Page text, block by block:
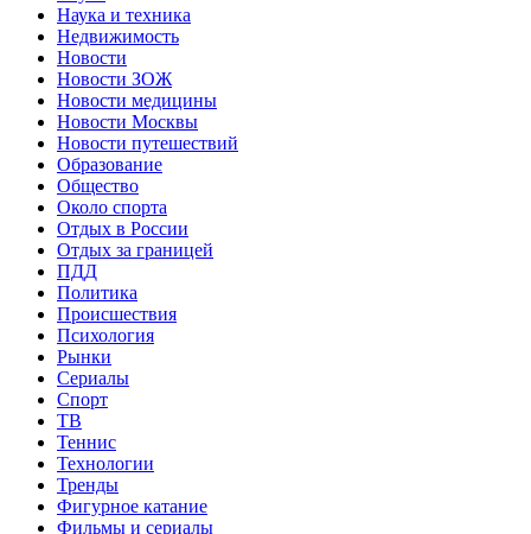
Наука и техника
Недвижимость
Новости
Новости ЗОЖ
Новости медицины
Новости Москвы
Новости путешествий
Образование
Общество
Около спорта
Отдых в России
Отдых за границей
ПДД
Политика
Происшествия
Психология
Рынки
Сериалы
Спорт
ТВ
Теннис
Технологии
Тренды
Фигурное катание
Фильмы и сериалы